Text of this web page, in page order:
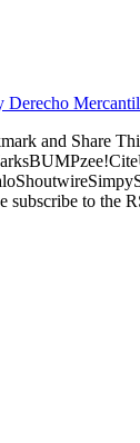
and Share
to the